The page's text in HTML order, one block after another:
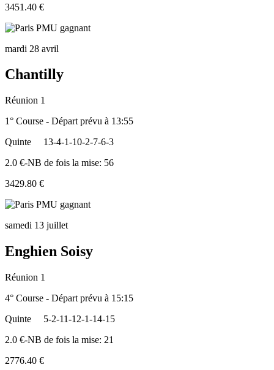
3451.40 €
mardi 28 avril
Chantilly
Réunion 1
1° Course - Départ prévu à 13:55
Quinte
13-4-1-10-2-7-6-3
2.0 €-NB de fois la mise: 56
3429.80 €
samedi 13 juillet
Enghien Soisy
Réunion 1
4° Course - Départ prévu à 15:15
Quinte
5-2-11-12-1-14-15
2.0 €-NB de fois la mise: 21
2776.40 €